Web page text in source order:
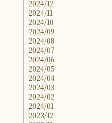
2024/12
2024/11
2024/10
2024/09
2024/08
2024/07
2024/06
2024/05
2024/04
2024/03
2024/02
2024/01
2023/12